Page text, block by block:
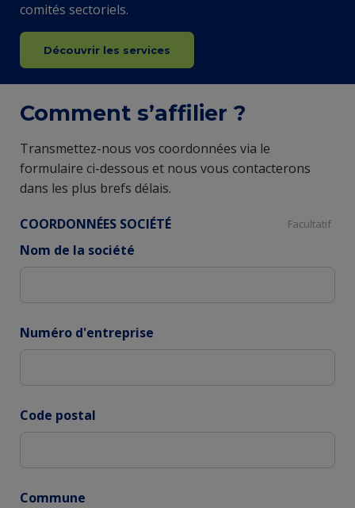
comités sectoriels.
Découvrir les services
Comment s’affilier ?
Transmettez-nous vos coordonnées via le
formulaire ci-dessous et nous vous contacterons
dans les plus brefs délais.
COORDONNÉES SOCIÉTÉ Facultatif
Nom de la société
Numéro d'entreprise
Code postal
Commune